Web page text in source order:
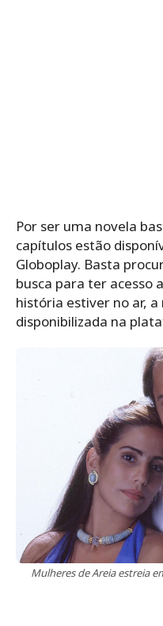
Por ser uma novela
capítulos estão
Globoplay. Basta
busca para ter acesso
história estiver no ar,
disponibilizada na
Mulheres de Areia estreia